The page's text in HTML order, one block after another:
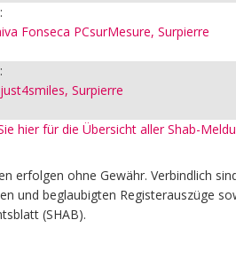
Fonseca PCsurMesure, Surpierre
Surpierre
hier für die Übersicht aller Shab-
erfolgen ohne Gewähr. Verbindlich
und beglaubigten Registerauszüge
(SHAB).